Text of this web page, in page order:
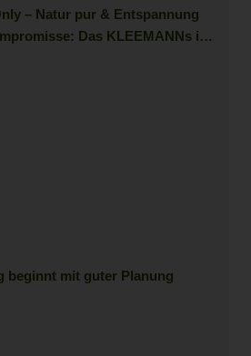
– Natur pur & Entspannung
Das KLEEMANNs in
beginnt mit guter Planung